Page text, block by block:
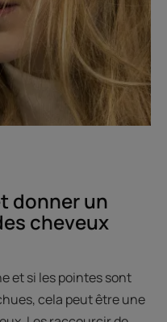
donner un
cheveux
et si les pointes sont
cela peut être une